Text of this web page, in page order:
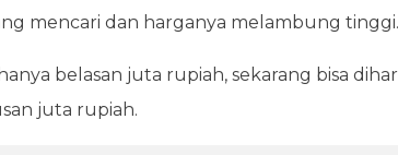
mencari dan harganya melambung tinggi.
belasan juta rupiah, sekarang bisa
juta rupiah.